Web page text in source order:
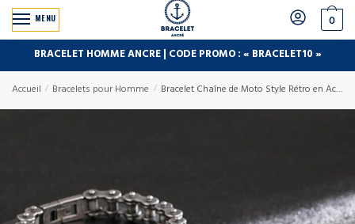
MENU 0
BRACELET HOMME ANCRE | CODE PROMO : « BRACELET10 »
Accueil / Bracelets pour Homme / Bracelet Chaîne de Moto Style Rétro en Acier Inoxydable Koa